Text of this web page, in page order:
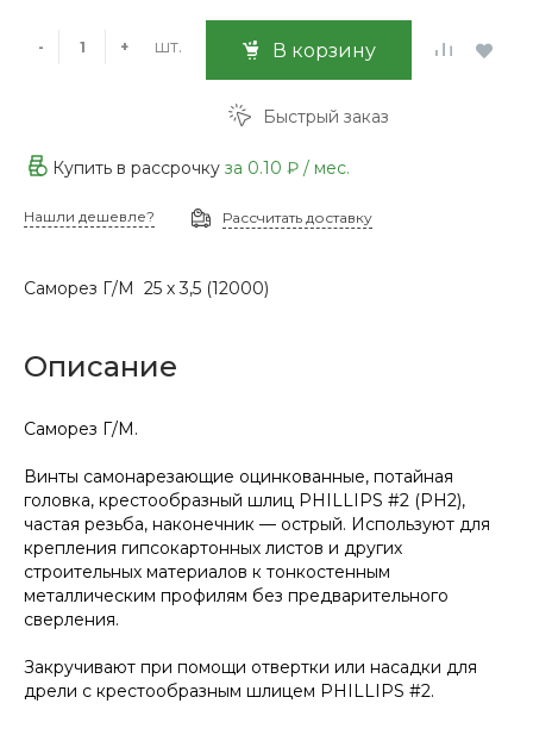
- + шт. В корзину
Быстрый заказ
Купить в рассрочку за 0.10 ₽ / мес.
Нашли дешевле? Рассчитать доставку
Саморез Г/М 25 х 3,5 (12000)
Описание
Саморез Г/М.
Винты самонарезающие оцинкованные, потайная
головка, крестообразный шлиц PHILLIPS #2 (PH2),
частая резьба, наконечник — острый. Используют для
крепления гипсокартонных листов и других
строительных материалов к тонкостенным
металлическим профилям без предварительного
сверления.
Закручивают при помощи отвертки или насадки для
дрели с крестообразным шлицем PHILLIPS #2.